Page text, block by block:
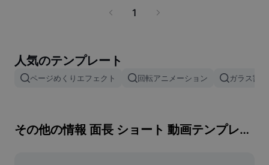
画像結合
画像サイズ変更
1
人気のテンプレート
ページめくりエフェクト 回転アニメーション ガラス割
その他の情報 面長 ショート 動画テンプレート